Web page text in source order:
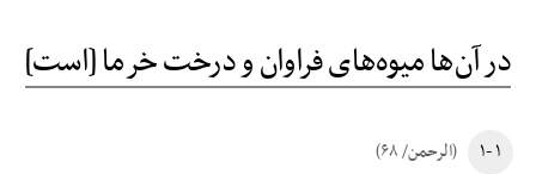
در آن‌ها میوه‌های فراوان و درخت خرما [است]
۱ -۱ (الرحمن/ ۶۸)